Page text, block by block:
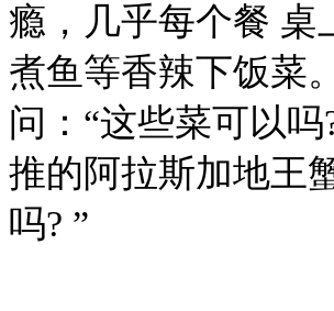
瘾，几乎每个餐 桌
煮鱼等香辣下饭菜
问：“这些菜可以
推的阿拉斯加地王
吗? ”